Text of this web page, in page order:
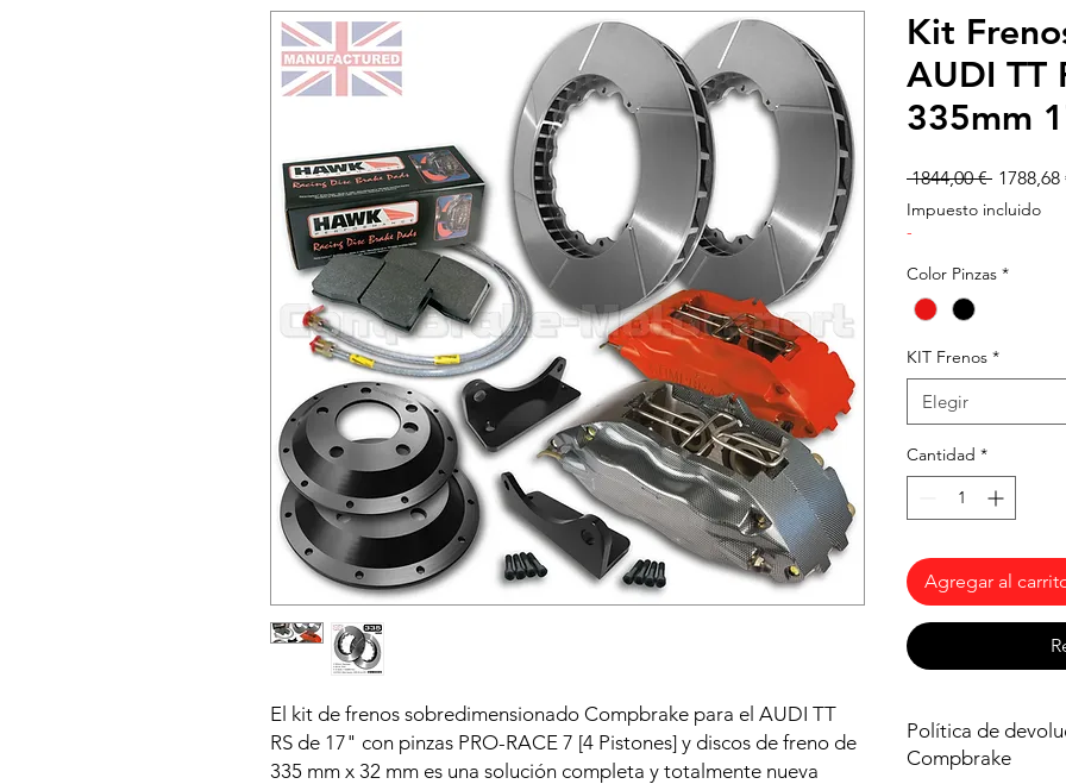
El kit de frenos sobredimensionado Compbrake para el AUDI TT
RS de 17" con pinzas PRO-RACE 7 [4 Pistones] y discos de freno de
335 mm x 32 mm es una solución completa y totalmente nueva
Kit
AUDI TT
335mm
1844,00 € Precio
1788,68
Impuesto incluido
-
Color Pinzas *
KIT Frenos *
Elegir
Cantidad *
Agregar al
Política de
Compbrake